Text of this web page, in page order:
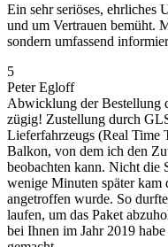
Ein sehr seriöses, ehrliches
und um Vertrauen bemüht.
sondern umfassend
5
Peter Egloff
Abwicklung der Bestellung
zügig! Zustellung durch
Lieferfahrzeugs (Real Time
Balkon, von dem ich den
beobachten kann. Nicht die
wenige Minuten später kam
angetroffen wurde. So
laufen, um das Paket
bei Ihnen im Jahr 2019